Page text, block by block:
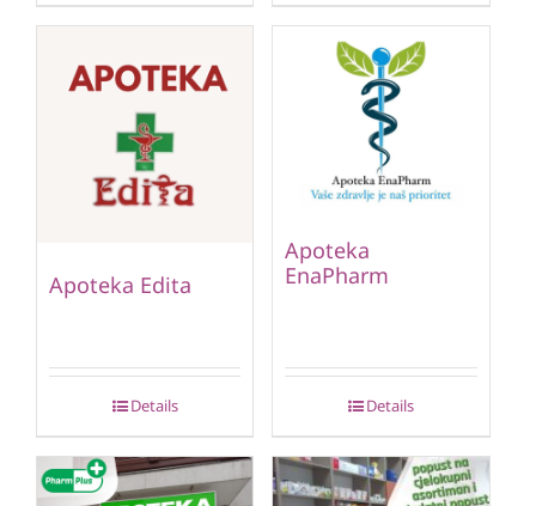
Apoteka Edita
Details
Apoteka
EnaPharm
Details